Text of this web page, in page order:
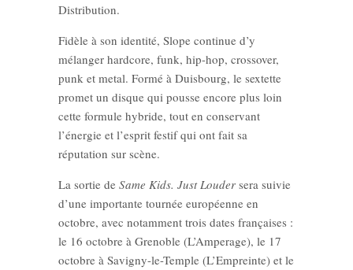
Distribution.
Fidèle à son identité, Slope continue d’y
mélanger hardcore, funk, hip-hop, crossover,
punk et metal. Formé à Duisbourg, le sextette
promet un disque qui pousse encore plus loin
cette formule hybride, tout en conservant
l’énergie et l’esprit festif qui ont fait sa
réputation sur scène.
La sortie de Same Kids. Just Louder sera suivie
d’une importante tournée européenne en
octobre, avec notamment trois dates françaises :
le 16 octobre à Grenoble (L’Amperage), le 17
octobre à Savigny-le-Temple (L’Empreinte) et le